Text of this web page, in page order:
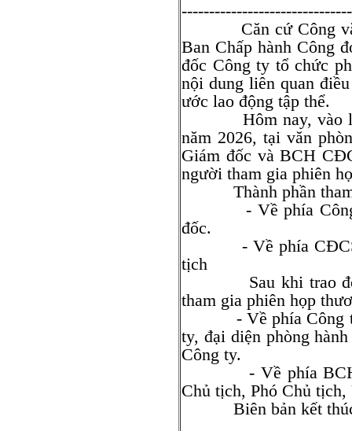
Căn cứ Công văn
Ban Chấp hành Công
đốc Công ty tổ chức
nội dung liên quan
ước lao động tập thể.
Hôm nay, vào lúc
năm 2026, tại văn
Giám đốc và BCH
người tham gia phiên
Thành phần
- Về phía Công ty:
đốc.
- Về phía CĐCS:
tịch
Sau khi trao đổi,
tham gia phiên họp
- Về phía Công ty:
ty, đại diện phòng
Công ty.
- Về phía BCH
Chủ tịch, Phó Chủ
Biên bản kết thúc